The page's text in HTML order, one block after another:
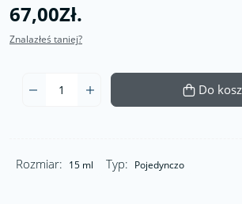
67,00Zł.
Znalazłeś taniej?
Do
Rozmiar: 15 ml Typ: Pojedynczo